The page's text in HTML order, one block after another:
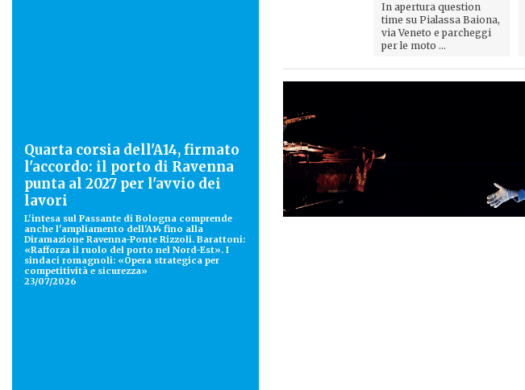
Quarta corsia dell'A14, firmato
l'accordo: il porto di Ravenna
punta al 2027 per l'avvio dei
lavori
L'intesa sul Passante di Bologna comprende
anche l'ampliamento dell'A14 fino alla
Diramazione Ravenna-Ponte Rizzoli. Barattoni:
«Rafforza il ruolo del porto nel Nord-Est». I
sindaci romagnoli: «Opera strategica per
competitività e sicurezza»
23/07/2026
In apertura question
time su Pialassa Baiona,
via Veneto e parcheggi
per le moto ...